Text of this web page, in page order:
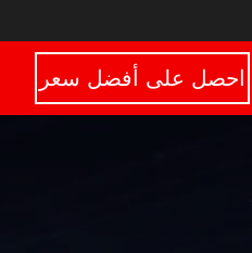
احصل على أفضل سعر